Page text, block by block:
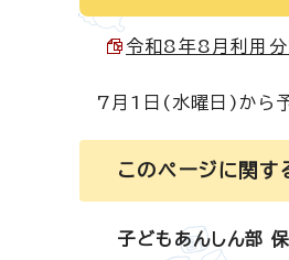
令和8年8月利用
7月1日(水曜日)から
このページに関す
子どもあんしん部